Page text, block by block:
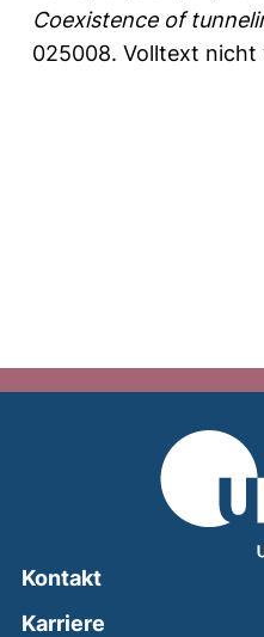
Coexistence of
025008. Volltext nicht
Kontakt
Karriere